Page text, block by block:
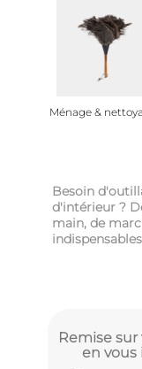
Ménage &
Besoin
d'intérieur ?
main, de
Remise
en vous